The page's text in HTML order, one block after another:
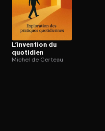
L’invention du
quotidien
Michel de Certeau